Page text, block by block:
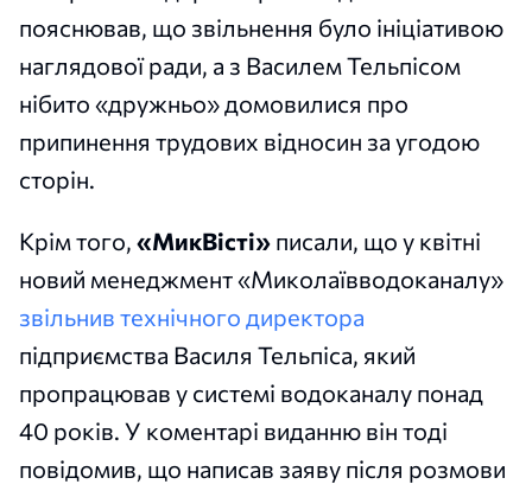
пояснював, що звільнення було ініціативою
наглядової ради, а з Василем Тельпісом
нібито «дружньо» домовилися про
припинення трудових відносин за угодою
сторін.
Крім того, «МикВісті» писали, що у квітні
новий менеджмент «Миколаївводоканалу»
звільнив технічного директора
підприємства Василя Тельпіса, який
пропрацював у системі водоканалу понад
40 років. У коментарі виданню він тоді
повідомив, що написав заяву після розмови